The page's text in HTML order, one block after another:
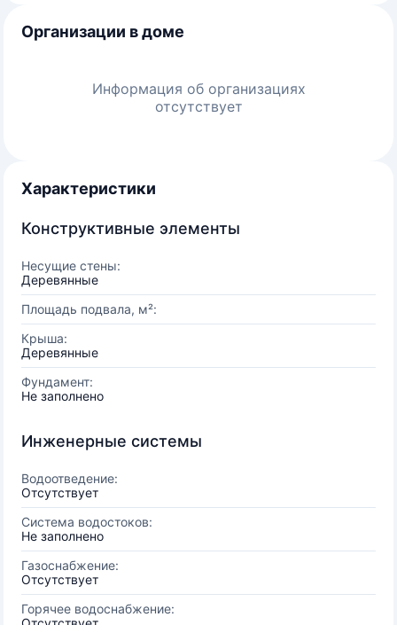
Организации в доме
Информация об организациях
отсутствует
Характеристики
Конструктивные элементы
Несущие стены:
Деревянные
Площадь подвала, м²:
Крыша:
Деревянные
Фундамент:
Не заполнено
Инженерные системы
Водоотведение:
Отсутствует
Система водостоков:
Не заполнено
Газоснабжение:
Отсутствует
Горячее водоснабжение: